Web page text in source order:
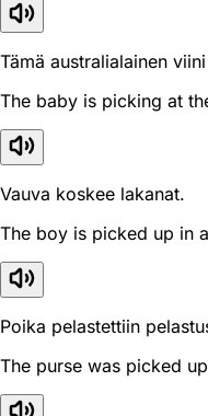
Tämä australialainen
The baby is picking at
Vauva koskee lakanat.
The boy is picked up in
Poika pelastettiin
The purse was picked